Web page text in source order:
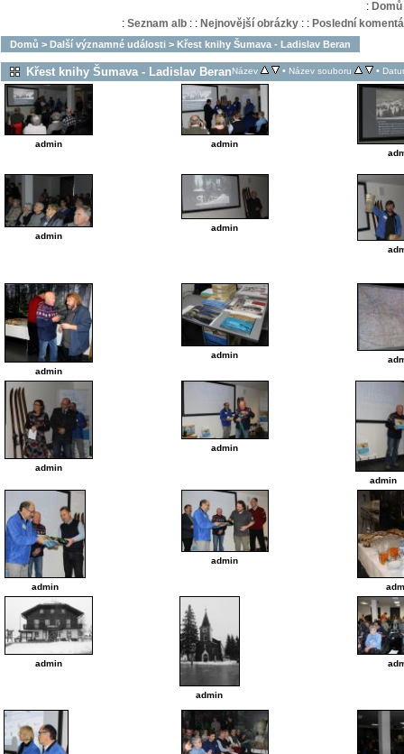
: Domů
: Seznam alb: : Nejnovější obrázky: : Poslední
Domů > Další významné události > Křest knihy Šumava - Ladislav Beran
Křest knihy Šumava - Ladislav BeranNázev • Název souboru •
admin
admin
admin
admin
admin
admin
admin
admin
admin
admin
admin
admin
admin